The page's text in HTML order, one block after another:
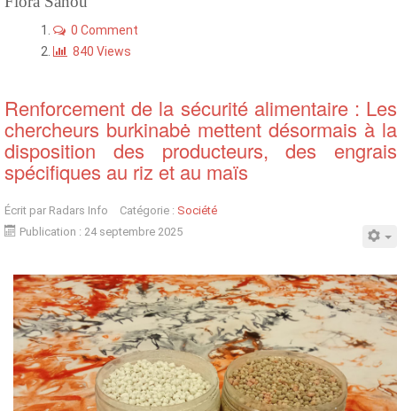
0 Comment
840 Views
Renforcement de la sécurité alimentaire : Les
chercheurs burkinabė mettent désormais à la
disposition des producteurs, des engrais
spécifiques au riz et au maïs
Écrit par Radars Info Catégorie : Société
Publication : 24 septembre 2025